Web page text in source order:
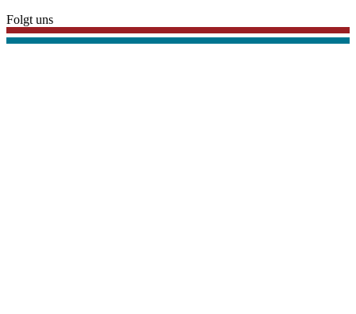
Folgt uns